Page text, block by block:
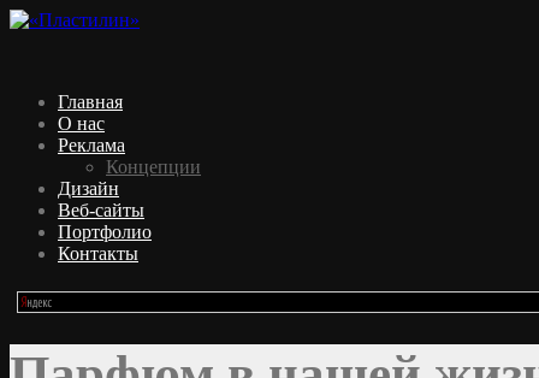
Главная
О нас
Реклама
Концепции
Дизайн
Веб-сайты
Портфолио
Контакты